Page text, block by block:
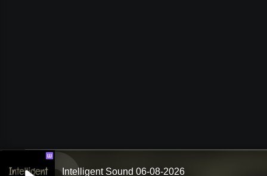
Ш
Intelligent Sound 06-08-2026